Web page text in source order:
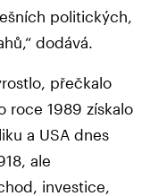
politických,
dodává.
přečkalo
roce 1989 získalo
a USA dnes
ale
investice,